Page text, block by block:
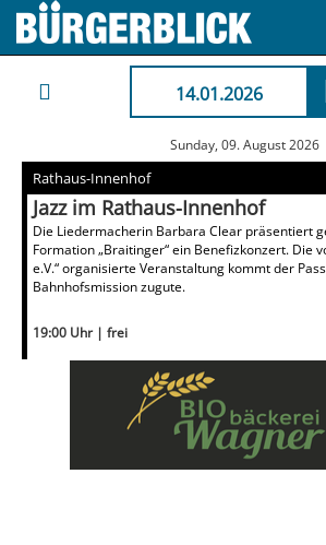
14.01.2026
Sunday, 09. August 2026
Rathaus-Innenhof
Jazz im Rathaus-Innenhof
Die Liedermacherin Barbara Clear präsentiert
Formation „Braitinger“ ein Benefizkonzert. Die
e.V.“ organisierte Veranstaltung kommt der
Bahnhofsmission zugute.
19:00 Uhr | frei